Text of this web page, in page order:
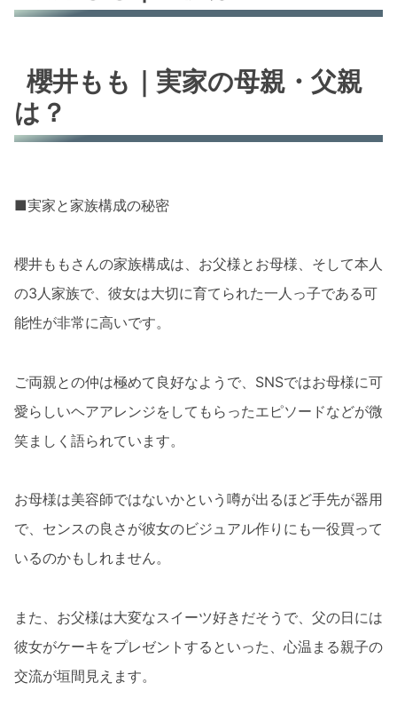
櫻井もも｜実家の母親・父親
は？
■実家と家族構成の秘密
櫻井ももさんの家族構成は、お父様とお母様、そして本人
の3人家族で、彼女は大切に育てられた一人っ子である可
能性が非常に高いです。
ご両親との仲は極めて良好なようで、SNSではお母様に可
愛らしいヘアアレンジをしてもらったエピソードなどが微
笑ましく語られています。
お母様は美容師ではないかという噂が出るほど手先が器用
で、センスの良さが彼女のビジュアル作りにも一役買って
いるのかもしれません。
また、お父様は大変なスイーツ好きだそうで、父の日には
彼女がケーキをプレゼントするといった、心温まる親子の
交流が垣間見えます。